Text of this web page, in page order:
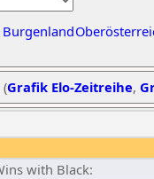
Burgenland
Grafik Elo-Zeitreihe,
with Black: